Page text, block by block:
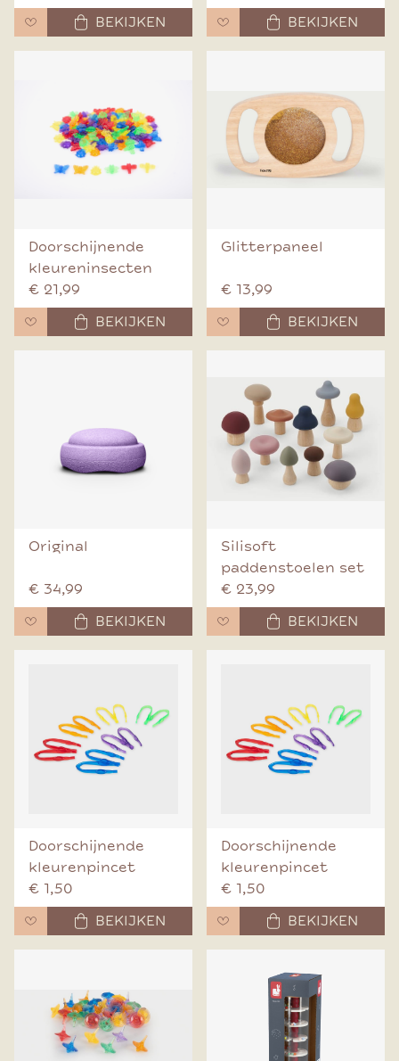
BEKIJKEN
BEKIJKEN
Doorschijnende
kleureninsecten
€ 21,99
BEKIJKEN
Glitterpaneel
€ 13,99
BEKIJKEN
Original
€ 34,99
BEKIJKEN
Silisoft
paddenstoelen set
€ 23,99
BEKIJKEN
Doorschijnende
kleurenpincet
€ 1,50
BEKIJKEN
Doorschijnende
kleurenpincet
€ 1,50
BEKIJKEN